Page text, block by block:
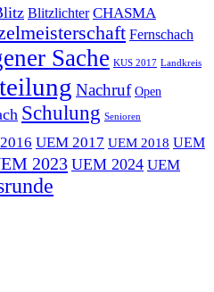
Blitzlichter CHASMA
Fernschach
Sache KUS 2017 Landkreis
Nachruf Open
Schulung Senioren
UEM 2017 UEM 2018 UEM
2023 UEM 2024 UEM